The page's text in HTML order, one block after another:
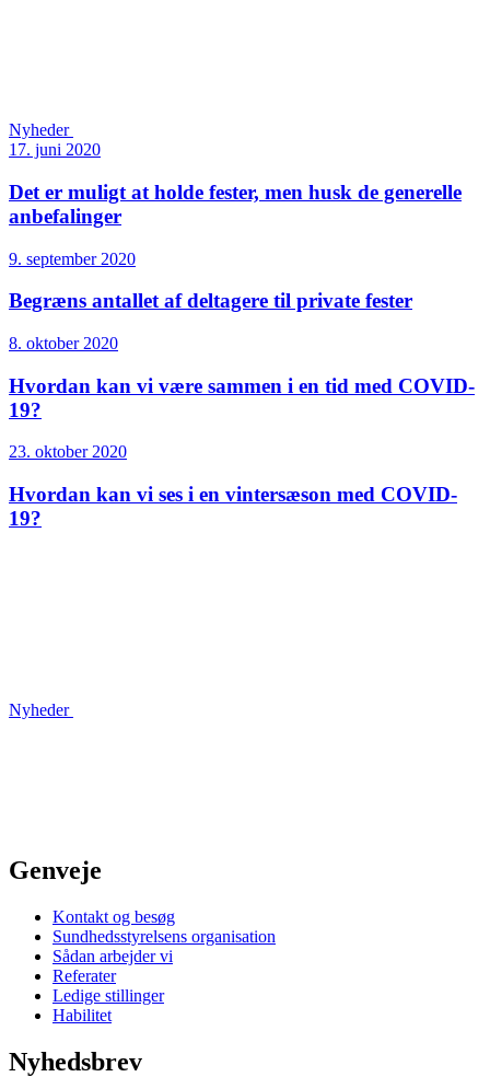
Nyheder
17. juni 2020
Det er muligt at holde fester, men husk de generelle
anbefalinger
9. september 2020
Begræns antallet af deltagere til private fester
8. oktober 2020
Hvordan kan vi være sammen i en tid med COVID-
19?
23. oktober 2020
Hvordan kan vi ses i en vintersæson med COVID-
19?
Nyheder
Genveje
Kontakt og besøg
Sundhedsstyrelsens organisation
Sådan arbejder vi
Referater
Ledige stillinger
Habilitet
Nyhedsbrev